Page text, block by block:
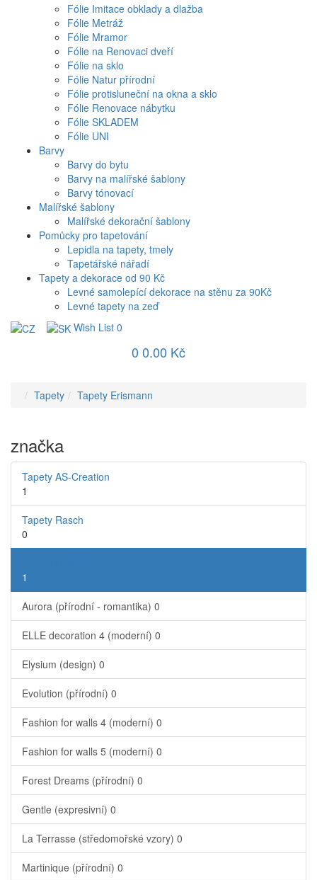
Fólie Imitace obklady a dlažba
Fólie Metráž
Fólie Mramor
Fólie na Renovaci dveří
Fólie na sklo
Fólie Natur přírodní
Fólie protisluneční na okna a sklo
Fólie Renovace nábytku
Fólie SKLADEM
Fólie UNI
Barvy
Barvy do bytu
Barvy na malířské šablony
Barvy tónovací
Malířské šablony
Malířské dekorační šablony
Pomůcky pro tapetování
Lepidla na tapety, tmely
Tapetářské nářadí
Tapety a dekorace od 90 Kč
Levné samolepící dekorace na stěnu za 90Kč
Levné tapety na zeď
Wish List 0
0 0.00 Kč
Tapety Tapety Erismann
značka
Tapety AS-Creation
1
Tapety Rasch
0
1
Aurora (přírodní - romantika) 0
ELLE decoration 4 (moderní) 0
Elysium (design) 0
Evolution (přírodní) 0
Fashion for walls 4 (moderní) 0
Fashion for walls 5 (moderní) 0
Forest Dreams (přírodní) 0
Gentle (expresivní) 0
La Terrasse (středomořské vzory) 0
Martinique (přírodní) 0